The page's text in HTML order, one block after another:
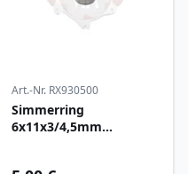
Art.-Nr. RX930500
Simmerring
6x11x3/4,5mm